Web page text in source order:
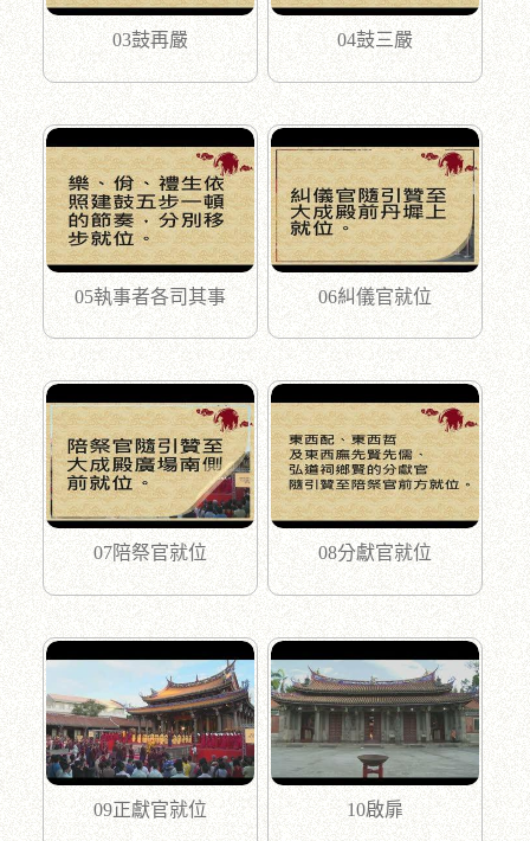
03鼓再嚴 04鼓三嚴
05執事者各司其事 06糾儀官就位
07陪祭官就位 08分獻官就位
09正獻官就位 10啟扉